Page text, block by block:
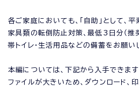
各ご家庭においても、「自助」として、
家具類の転倒防止対策、最低3日分（推
帯トイレ・生活用品などの備蓄をお願い
本編については、下記から入手できます
ファイルが大きいため、ダウンロード、